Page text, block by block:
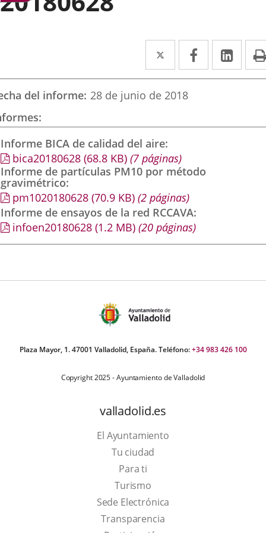
Twitter
Enlace
a
una
externa.
Facebook
Enlace
a
externa.
a
del informe 28 de junio de 2018
Informe BICA de calidad del aire
bica20180628 (68.8 KB) (7 páginas)
Informe de partículas PM10 por método
gravimétrico
pm1020180628 (70.9 KB) (2 páginas)
Informe de ensayos de la red RCCAVA
infoen20180628 (1.2 MB) (20 páginas)
Plaza Mayor, 1. 47001 Valladolid, España. Teléfono:+34 983 426 100
Copyright 2025 - Ayuntamiento de Valladolid
valladolid.es
El Ayuntamiento
Tu ciudad
Para ti
TurismoThis
link
will
Sede Electrónica
Transparencia